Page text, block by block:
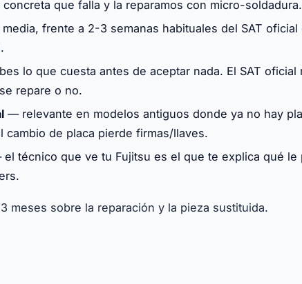
que falla y la reparamos con micro-soldadura.
frente a 2-3 semanas habituales del SAT
lo que cuesta antes de aceptar nada. El SAT oficial
repare o no.
— relevante en modelos antiguos donde ya no hay
cambio de placa pierde firmas/llaves.
técnico que ve tu Fujitsu es el que te explica qué le
meses sobre la reparación y la pieza sustituida.